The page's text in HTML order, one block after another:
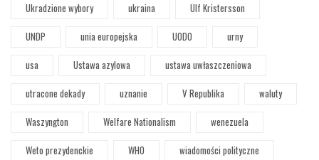
Ukradzione wybory
ukraina
Ulf Kristersson
UNDP
unia europejska UODO
urny
usa
Ustawa azylowa
ustawa uwłaszczeniowa
utracone dekady
uznanie V Republika
waluty
Waszyngton
Welfare Nationalism
wenezuela
Weto prezydenckie
WHO
wiadomości polityczne